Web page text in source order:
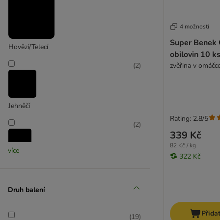
Josera
JosiCat
Kattovit Vital Care
KITTY Cat
Leonardo
Lucky Lou
MjAMjAM
Hovězí/Telecí
Jehněčí
(2)
(2)
více
Druh balení
(19)
4 možností
Super Benek
obilovin 10
zvěřina v
339 Kč
82 Kč / kg
322 Kč
Rating: 2.8/5